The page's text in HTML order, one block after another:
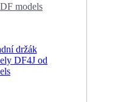
models